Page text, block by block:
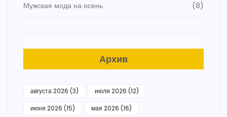
Мужская мода на осень (8)
Архив
августа 2026 (3) июля 2026 (12)
июня 2026 (15) мая 2026 (16)